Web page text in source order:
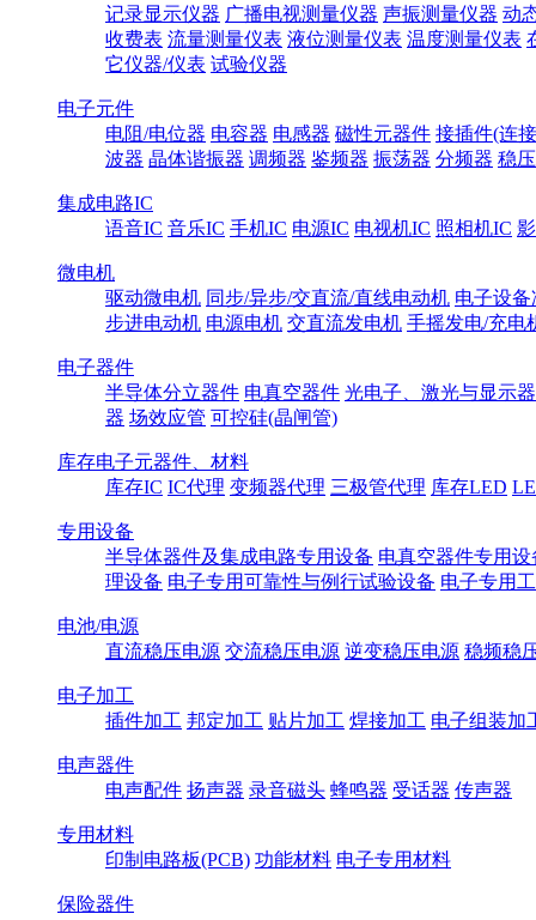
记录显示仪器 广播电视测量仪器 声振测量仪器 动
收费表 流量测量仪表 液位测量仪表 温度测量仪表
它仪器/仪表 试验仪器
电子元件
电阻/电位器 电容器 电感器 磁性元器件 接插件(连
波器 晶体谐振器 调频器 鉴频器 振荡器 分频器 稳
集成电路IC
语音IC 音乐IC 手机IC 电源IC 电视机IC 照相机IC
微电机
驱动微电机 同步/异步/交直流/直线电动机 电子设
步进电动机 电源电机 交直流发电机 手摇发电/充电
电子器件
半导体分立器件 电真空器件 光电子、激光与显示
器 场效应管 可控硅(晶闸管)
库存电子元器件、材料
库存IC IC代理 变频器代理 三极管代理 库存LED
专用设备
半导体器件及集成电路专用设备 电真空器件专用设
理设备 电子专用可靠性与例行试验设备 电子专用
电池/电源
直流稳压电源 交流稳压电源 逆变稳压电源 稳频稳
电子加工
插件加工 邦定加工 贴片加工 焊接加工 电子组装加
电声器件
电声配件 扬声器 录音磁头 蜂鸣器 受话器 传声器
专用材料
印制电路板(PCB) 功能材料 电子专用材料
保险器件